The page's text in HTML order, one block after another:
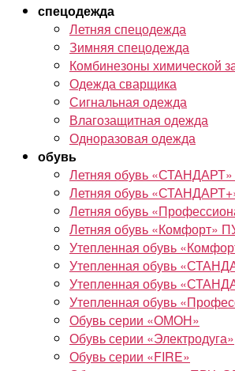
спецодежда
Летняя спецодежда
Зимняя спецодежда
Комбинезоны химической
Одежда сварщика
Сигнальная одежда
Влагозащитная одежда
Одноразовая одежда
обувь
Летняя обувь
Летняя обувь
Летняя обувь
Летняя обувь «Комфорт»
Утепленная обувь
Утепленная обувь
Утепленная обувь
Утепленная обувь
Обувь серии «ОМОН»
Обувь серии «Электродуга»
Обувь серии «FIRE»